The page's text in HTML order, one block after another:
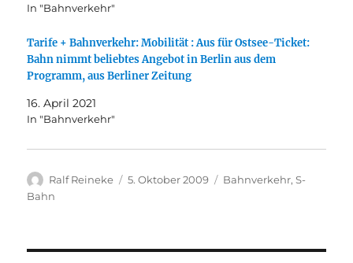
In "Bahnverkehr"
Tarife + Bahnverkehr: Mobilität : Aus für Ostsee-Ticket:
Bahn nimmt beliebtes Angebot in Berlin aus dem
Programm, aus Berliner Zeitung
16. April 2021
In "Bahnverkehr"
Autor
Ralf Reineke
Veröffentlicht
5. Oktober 2009 Kategorien
Bahnverkehr,S-
Bahn